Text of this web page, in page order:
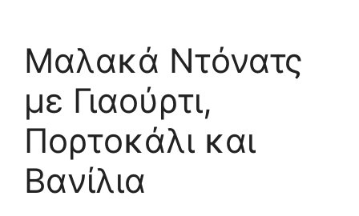
Μαλακά Ντόνατς
με Γιαούρτι,
Πορτοκάλι και
Βανίλια